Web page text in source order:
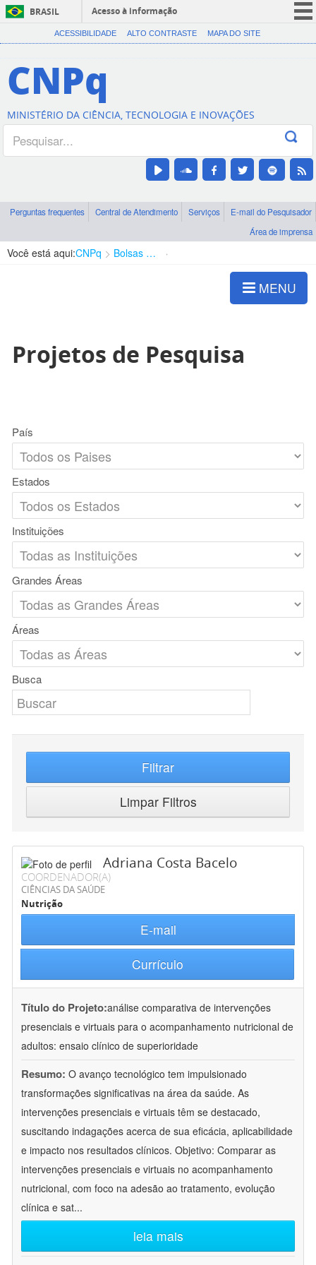
BRASIL
Acesso à informação
CORONAVÍRUS (COVID-19)
Canais
ACESSIBILIDADE ALTO CONTRASTE MAPA DO SITE
CNPq
MINISTÉRIO DA CIÊNCIA, TECNOLOGIA E INOVAÇÕES
Perguntas frequentes Central de Atendimento Serviços
E-mail do Pesquisador
Área de imprensa
Você está aqui:CNPq Bolsas e Auxílios Vigentes
MENU
Projetos de Pesquisa
País
Estados
Instituições
Grandes Áreas
Áreas
Busca
Filtrar
Limpar Filtros
Adriana Costa Bacelo
COORDENADOR(A)
CIÊNCIAS DA SAÚDE
Nutrição
E-mail
Currículo
Título do Projeto:análise comparativa de intervenções
presenciais e virtuais para o acompanhamento nutricional de
adultos: ensaio clínico de superioridade
Resumo: O avanço tecnológico tem impulsionado
transformações significativas na área da saúde. As
intervenções presenciais e virtuais têm se destacado,
suscitando indagações acerca de sua eficácia, aplicabilidade
e impacto nos resultados clínicos. Objetivo: Comparar as
intervenções presenciais e virtuais no acompanhamento
nutricional, com foco na adesão ao tratamento, evolução
clínica e sat...
leia mais